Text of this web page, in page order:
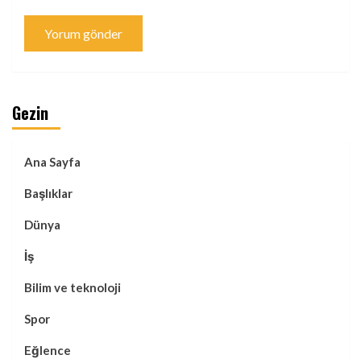
Gezin
Ana Sayfa
Başlıklar
Dünya
İş
Bilim ve teknoloji
Spor
Eğlence